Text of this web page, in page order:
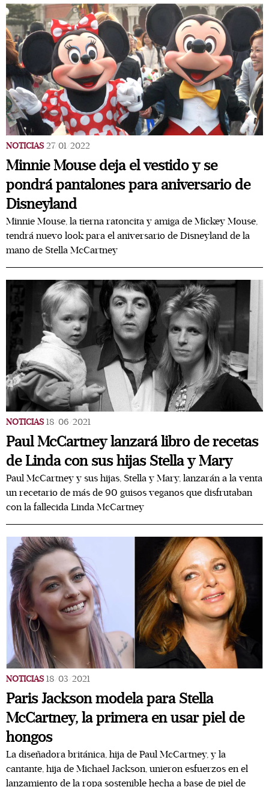
NOTICIAS 27/01/2022
Minnie Mouse deja el vestido y se
pondrá pantalones para aniversario de
Disneyland
Minnie Mouse, la tierna ratoncita y amiga de Mickey Mouse,
tendrá nuevo look para el aniversario de Disneyland de la
mano de Stella McCartney
NOTICIAS 18/06/2021
Paul McCartney lanzará libro de recetas
de Linda con sus hijas Stella y Mary
Paul McCartney y sus hijas, Stella y Mary, lanzarán a la venta
un recetario de más de 90 guisos veganos que disfrutaban
con la fallecida Linda McCartney
NOTICIAS 18/03/2021
Paris Jackson modela para Stella
McCartney, la primera en usar piel de
hongos
La diseñadora británica, hija de Paul McCartney, y la
cantante, hija de Michael Jackson, unieron esfuerzos en el
lanzamiento de la ropa sostenible hecha a base de piel de